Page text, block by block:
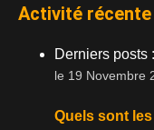
Activité récente
Derniers posts :
le 19 Novembre
Quels sont